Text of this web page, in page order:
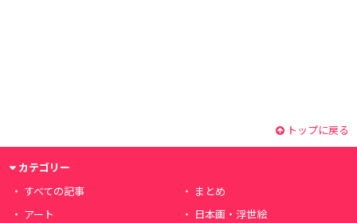
トップに戻る
カテゴリー
すべての記事
まとめ
アート
日本画・浮世絵